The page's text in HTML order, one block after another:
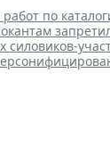
по
силовиков-